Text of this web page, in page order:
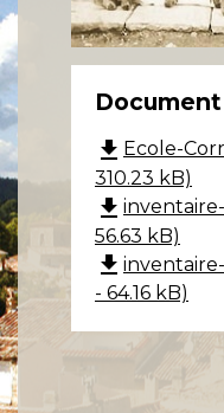
Document
file_download Ecole-
310.23 kB)
file_download
56.63 kB)
file_download
- 64.16 kB)